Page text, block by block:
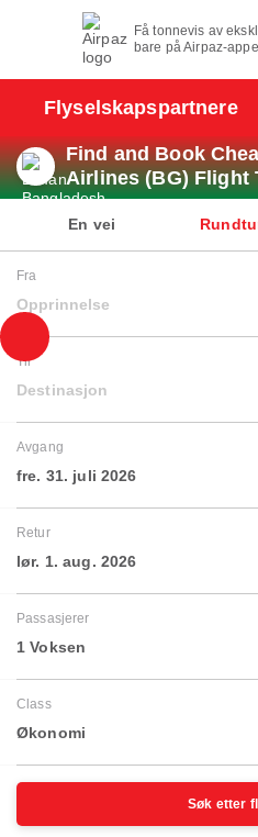
Få tonnevis av
bare på Airpaz-
Flyselskapspartnere
Find and Book
Airlines (BG) Flight
En vei
Fra
Opprinnelse
Til
Destinasjon
Avgang
fre. 31. juli 2026
Retur
lør. 1. aug. 2026
Passasjerer
1 Voksen
Class
Økonomi
Søk etter